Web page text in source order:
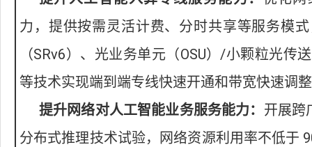
力，提供按需灵活计费、分时共享等服务模
（SRv6）、光业务单元（OSU）/小颗粒光传
等技术实现端到端专线快速开通和带宽快速调
提升网络对人工智能业务服务能力： 开展跨
分布式推理技术试验，网络资源利用率不低于